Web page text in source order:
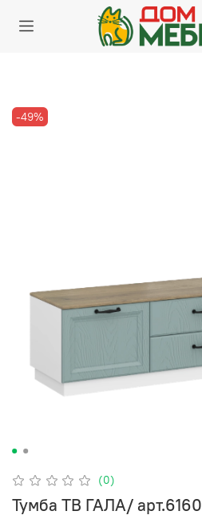
-49%
(0)
Тумба ТВ ГАЛА/ арт.6160